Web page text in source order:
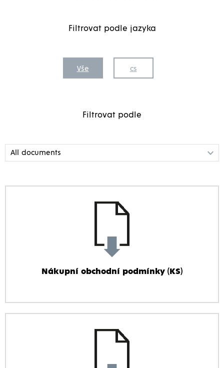
Filtrovat podle jazyka
Vše cs
Filtrovat podle
Nákupní obchodní podmínky (KS)